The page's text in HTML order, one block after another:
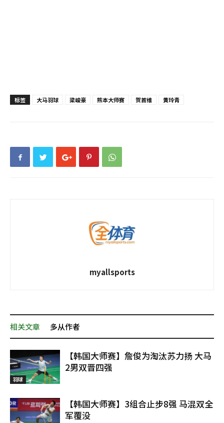
标签 大马羽球 梁峻豪 熊本大师赛 贺首维 黄玲青
myallsports
相关文章 多从作者
羽球
【韩国大师赛】詹俊为淘汰苏力扬 大马
2男双晋四强
【韩国大师赛】3组合止步8强 马混双全
军覆没